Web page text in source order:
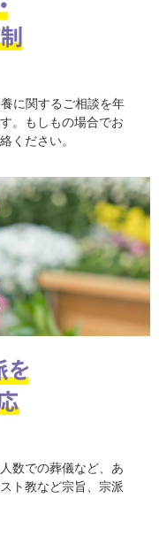
に関するご相談を年
。もしもの場合でお
ください。
数での葬儀など、あ
ト教など宗旨、宗派